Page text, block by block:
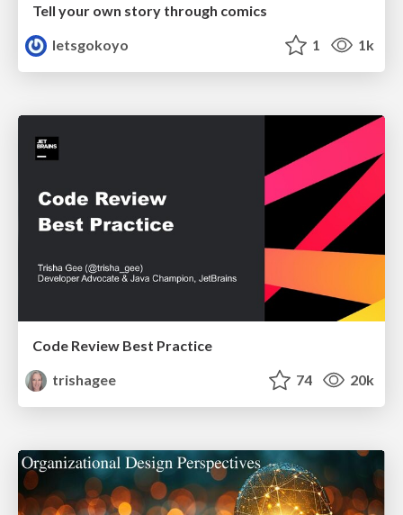
Tell your own story through comics
letsgokoyo
1 1k
Code Review Best Practice
trishagee
74 20k